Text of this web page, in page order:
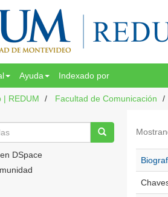
Ayuda Indexado por
| REDUM Facultad de Comunicación
DSpace